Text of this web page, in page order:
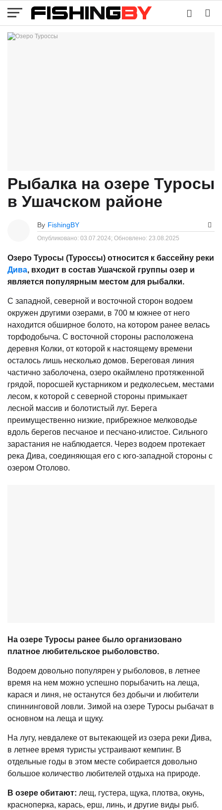
Рыбалка на озере Туросы
в Ушачском районе
By FishingBY
Опубликовано: 03.07.2024; Обновлено: 23.08.2025
Озеро Туросы (Туроссы) относится к бассейну реки
Дива, входит в состав Ушачской группы озер и
является популярным местом для рыбалки.
С западной, северной и восточной сторон водоем
окружен другими озерами, в 700 м южнее от него
находится обширное болото, на котором ранее велась
торфодобыча. С восточной стороны расположена
деревня Колки, от которой к настоящему времени
осталось лишь несколько домов. Береговая линия
частично заболочена, озеро окаймлено протяженной
грядой, поросшей кустарником и редколесьем, местами
лесом, к которой с северной стороны примыкает
лесной массив и болотистый луг. Берега
преимущественно низкие, прибрежное мелководье
вдоль берегов песчаное и песчано-илистое. Сильного
зарастания не наблюдается. Через водоем протекает
река Дива, соединяющая его с юго-западной стороны с
озером Отолово.
На озере Туросы ранее было организовано
платное любительское рыболовство.
Водоем довольно популярен у рыболовов, в летнее
время на нем можно успешно порыбачить на леща,
карася и линя, не останутся без добычи и любители
спиннинговой ловли. Зимой на озере Туросы рыбачат в
основном на леща и щуку.
На лугу, невдалеке от вытекающей из озера реки Дива,
в летнее время туристы устраивают кемпинг. В
отдельные годы в этом месте собирается довольно
большое количество любителей отдыха на природе.
В озере обитают: лещ, густера, щука, плотва, окунь,
красноперка, карась, ерш, линь, и другие виды рыб.